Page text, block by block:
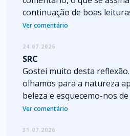
continuação de boas
Ver comentário
24.07.2026
SRC
Gostei muito desta
olhamos para a natureza
beleza e esquecemo-nos
Ver comentário
31.07.2026